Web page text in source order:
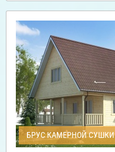
БРУС КАМЕРНОЙ СУШКИ